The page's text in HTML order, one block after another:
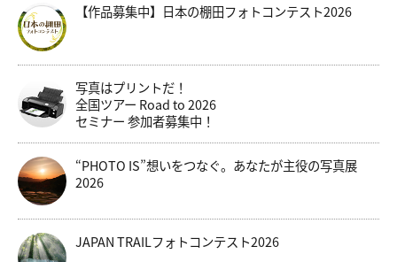
【作品募集中】日本の棚田フォトコンテスト2026
写真はプリントだ！
全国ツアー Road to 2026
セミナー 参加者募集中！
“PHOTO IS”想いをつなぐ。あなたが主役の写真展
2026
JAPAN TRAILフォトコンテスト2026